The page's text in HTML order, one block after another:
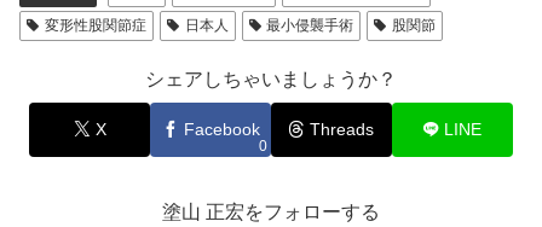
変形性股関節症 日本人 最小侵襲手術 股関節
シェアしちゃいましょうか？
X Facebook
0
Threads LINE
塗山 正宏をフォローする